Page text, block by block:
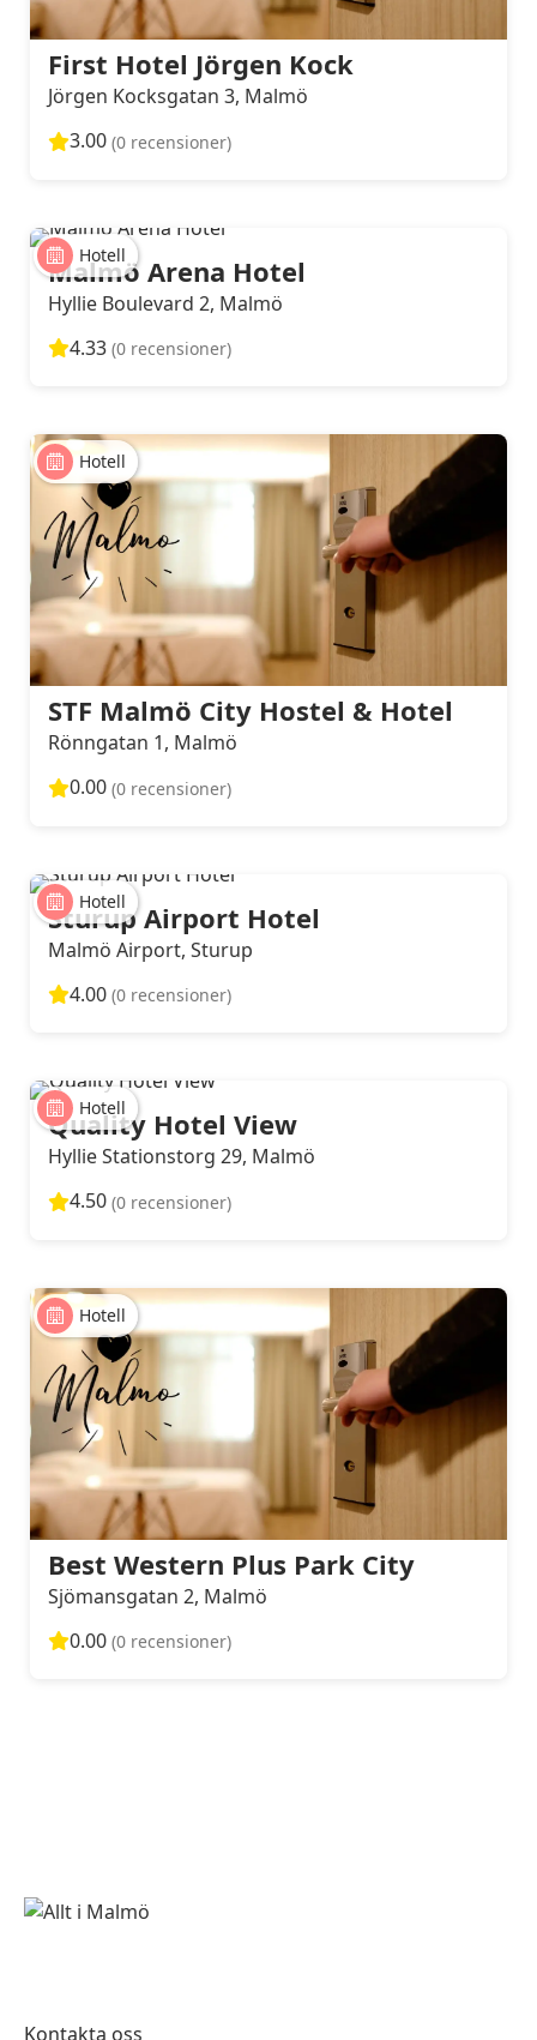
First Hotel Jörgen Kock
Jörgen Kocksgatan 3, Malmö
3.00 (0 recensioner)
Hotell
Malmö Arena Hotel
Hyllie Boulevard 2, Malmö
4.33 (0 recensioner)
Hotell
STF Malmö City Hostel & Hotel
Rönngatan 1, Malmö
0.00 (0 recensioner)
Hotell
Sturup Airport Hotel
Malmö Airport, Sturup
4.00 (0 recensioner)
Hotell
Quality Hotel View
Hyllie Stationstorg 29, Malmö
4.50 (0 recensioner)
Hotell
Best Western Plus Park City
Sjömansgatan 2, Malmö
0.00 (0 recensioner)
Kontakta oss